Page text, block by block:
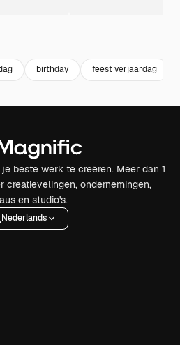
birthday feest verjaardag
beste werk te creëren. Meer dan 1
creatievelingen, ondernemingen,
en studio's.
Nederlands